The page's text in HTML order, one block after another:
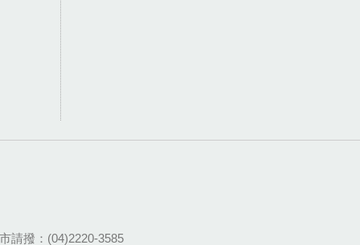
請撥：(04)2220-3585